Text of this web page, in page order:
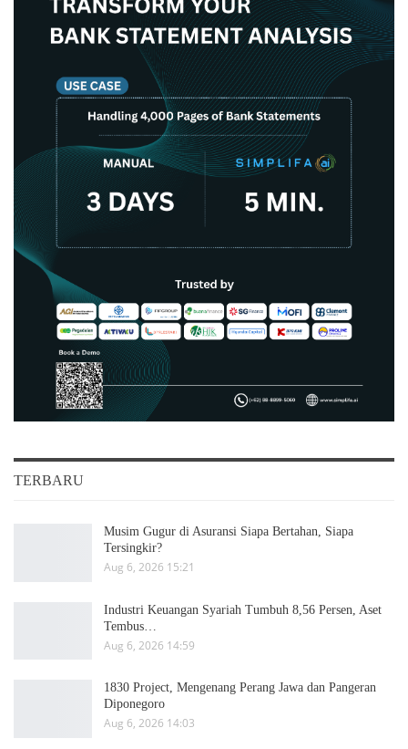
TERBARU
Musim Gugur di Asuransi Siapa Bertahan, Siapa
Tersingkir?
Aug 6, 2026 15:21
Industri Keuangan Syariah Tumbuh 8,56 Persen, Aset
Tembus…
Aug 6, 2026 14:59
1830 Project, Mengenang Perang Jawa dan Pangeran
Diponegoro
Aug 6, 2026 14:03